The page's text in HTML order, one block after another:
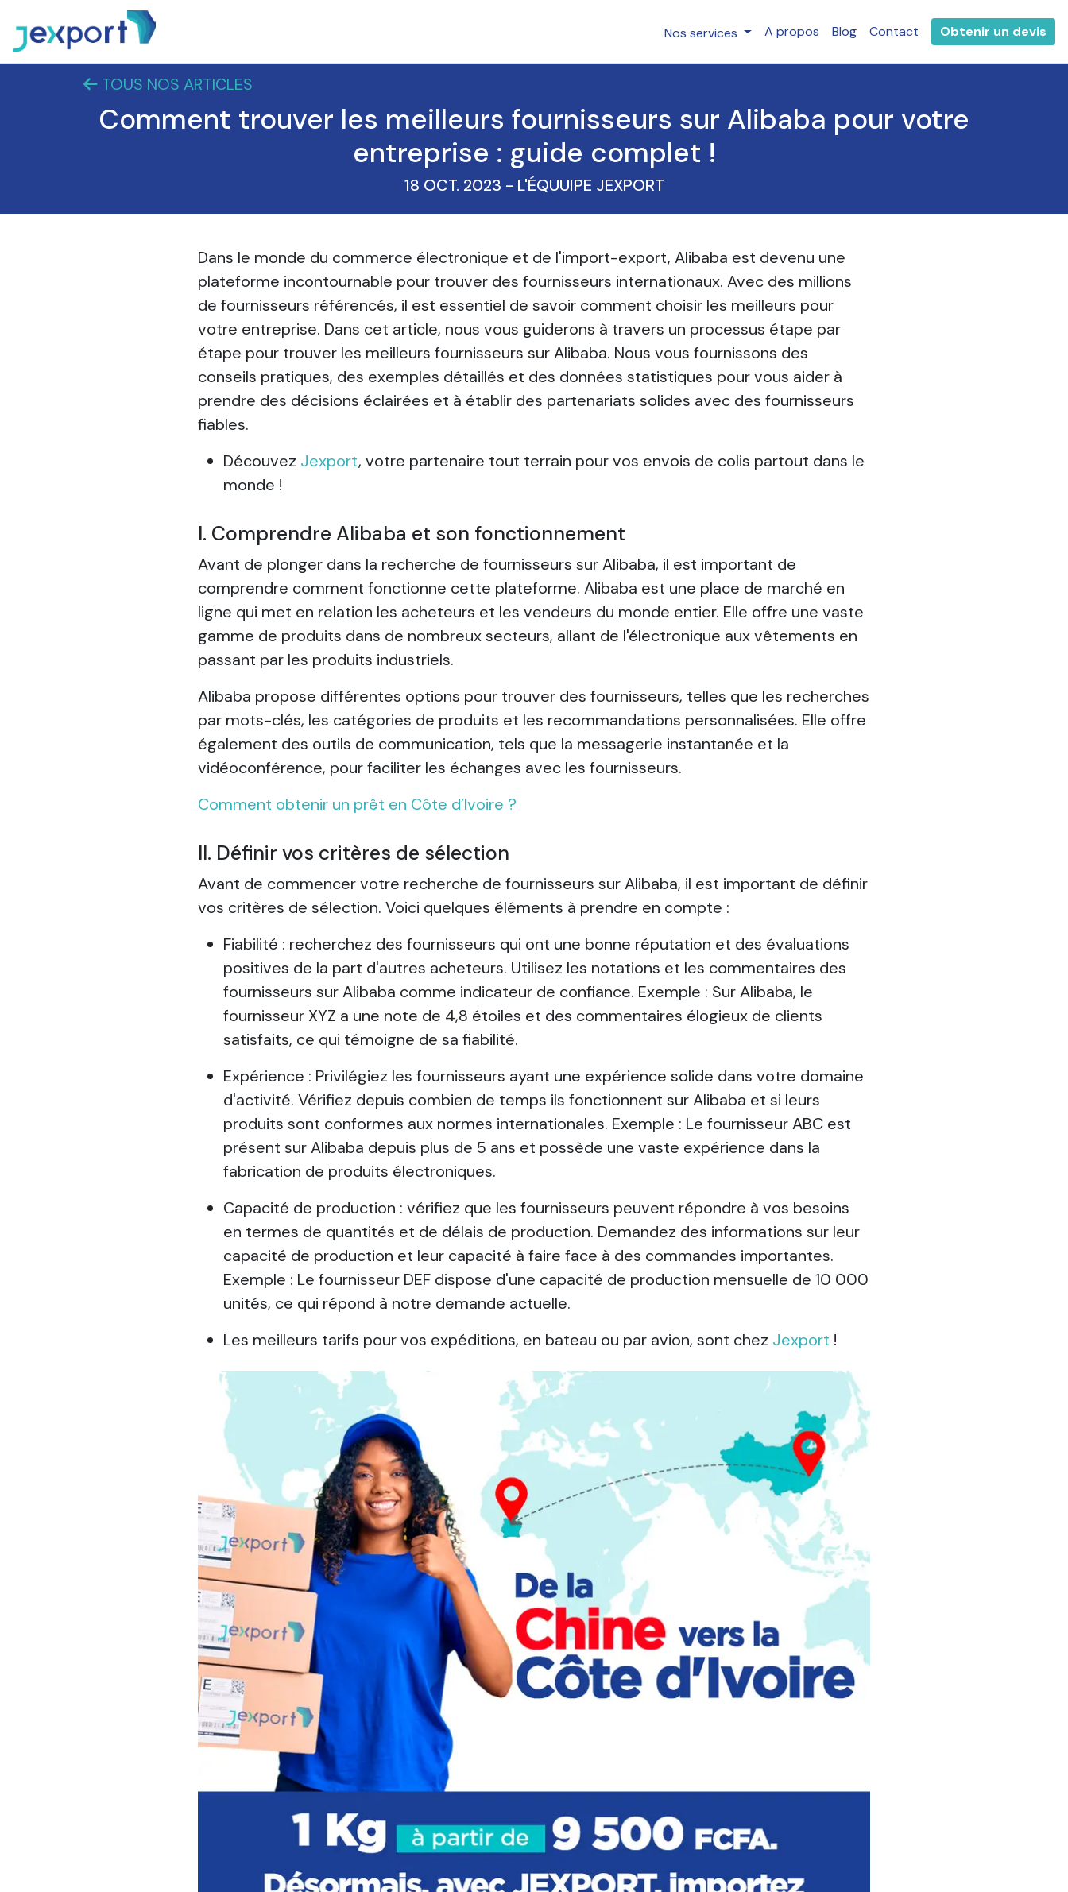
Nos services A propos Blog Contact Obtenir un devis
TOUS NOS ARTICLES
Comment trouver les meilleurs fournisseurs sur Alibaba pour votre
entreprise : guide complet !
18 OCT. 2023 - L'ÉQUUIPE JEXPORT
Dans le monde du commerce électronique et de l'import-export, Alibaba est devenu une
plateforme incontournable pour trouver des fournisseurs internationaux. Avec des millions
de fournisseurs référencés, il est essentiel de savoir comment choisir les meilleurs pour
votre entreprise. Dans cet article, nous vous guiderons à travers un processus étape par
étape pour trouver les meilleurs fournisseurs sur Alibaba. Nous vous fournissons des
conseils pratiques, des exemples détaillés et des données statistiques pour vous aider à
prendre des décisions éclairées et à établir des partenariats solides avec des fournisseurs
fiables.
Découvez Jexport, votre partenaire tout terrain pour vos envois de colis partout dans le
monde !
I. Comprendre Alibaba et son fonctionnement
Avant de plonger dans la recherche de fournisseurs sur Alibaba, il est important de
comprendre comment fonctionne cette plateforme. Alibaba est une place de marché en
ligne qui met en relation les acheteurs et les vendeurs du monde entier. Elle offre une vaste
gamme de produits dans de nombreux secteurs, allant de l'électronique aux vêtements en
passant par les produits industriels.
Alibaba propose différentes options pour trouver des fournisseurs, telles que les recherches
par mots-clés, les catégories de produits et les recommandations personnalisées. Elle offre
également des outils de communication, tels que la messagerie instantanée et la
vidéoconférence, pour faciliter les échanges avec les fournisseurs.
Comment obtenir un prêt en Côte d’Ivoire ?
II. Définir vos critères de sélection
Avant de commencer votre recherche de fournisseurs sur Alibaba, il est important de définir
vos critères de sélection. Voici quelques éléments à prendre en compte :
Fiabilité : recherchez des fournisseurs qui ont une bonne réputation et des évaluations
positives de la part d'autres acheteurs. Utilisez les notations et les commentaires des
fournisseurs sur Alibaba comme indicateur de confiance. Exemple : Sur Alibaba, le
fournisseur XYZ a une note de 4,8 étoiles et des commentaires élogieux de clients
satisfaits, ce qui témoigne de sa fiabilité.
Expérience : Privilégiez les fournisseurs ayant une expérience solide dans votre domaine
d'activité. Vérifiez depuis combien de temps ils fonctionnent sur Alibaba et si leurs
produits sont conformes aux normes internationales. Exemple : Le fournisseur ABC est
présent sur Alibaba depuis plus de 5 ans et possède une vaste expérience dans la
fabrication de produits électroniques.
Capacité de production : vérifiez que les fournisseurs peuvent répondre à vos besoins
en termes de quantités et de délais de production. Demandez des informations sur leur
capacité de production et leur capacité à faire face à des commandes importantes.
Exemple : Le fournisseur DEF dispose d'une capacité de production mensuelle de 10 000
unités, ce qui répond à notre demande actuelle.
Les meilleurs tarifs pour vos expéditions, en bateau ou par avion, sont chez Jexport !